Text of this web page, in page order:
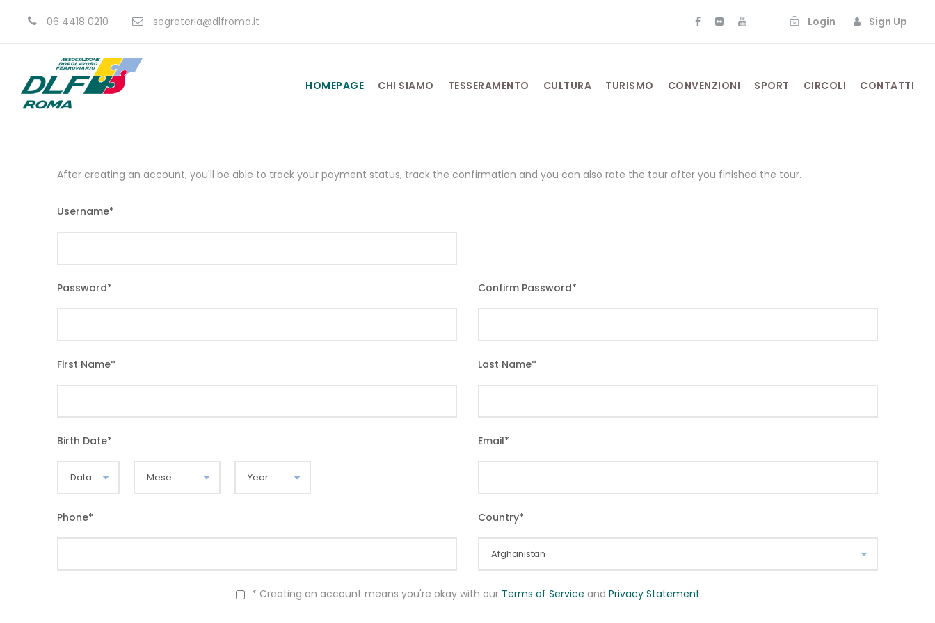
06 4418 0210 segreteria@dlfroma.it Login Sign Up
HOMEPAGE CHI SIAMO TESSERAMENTO CULTURA TURISMO CONVENZIONI SPORT CIRCOLI CONTATTI
After creating an account, you'll be able to track your payment status, track the confirmation and you can also rate the tour after you finished the tour.
Username*
Password* Confirm Password*
First Name* Last Name*
Birth Date* Email*
Phone* Country*
* Creating an account means you're okay with our Terms of Service and Privacy Statement.